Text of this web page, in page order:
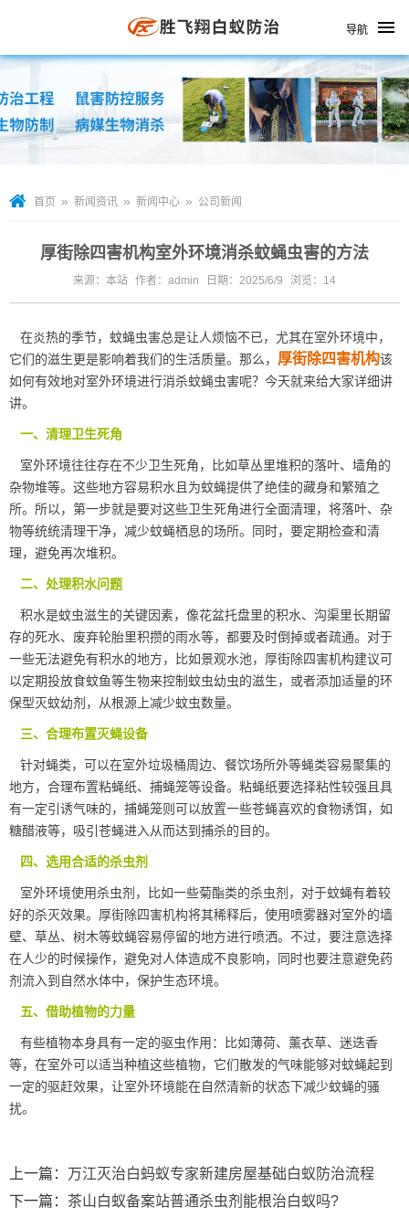
导航
首页 » 新闻资讯 » 新闻中心 » 公司新闻
厚街除四害机构室外环境消杀蚊蝇虫害的方法
来源：本站 作者：admin 日期：2025/6/9 浏览： 14
在炎热的季节，蚊蝇虫害总是让人烦恼不已，尤其在室外环境中，
它们的滋生更是影响着我们的生活质量。那么， 厚街除四害机构该
如何有效地对室外环境进行消杀蚊蝇虫害呢？今天就来给大家详细讲
讲。
一、清理卫生死角
室外环境往往存在不少卫生死角，比如草丛里堆积的落叶、墙角的
杂物堆等。这些地方容易积水且为蚊蝇提供了绝佳的藏身和繁殖之
所。所以，第一步就是要对这些卫生死角进行全面清理，将落叶、杂
物等统统清理干净，减少蚊蝇栖息的场所。同时，要定期检查和清
理，避免再次堆积。
二、处理积水问题
积水是蚊虫滋生的关键因素，像花盆托盘里的积水、沟渠里长期留
存的死水、废弃轮胎里积攒的雨水等，都要及时倒掉或者疏通。对于
一些无法避免有积水的地方，比如景观水池，厚街除四害机构建议可
以定期投放食蚊鱼等生物来控制蚊虫幼虫的滋生，或者添加适量的环
保型灭蚊幼剂，从根源上减少蚊虫数量。
三、合理布置灭蝇设备
针对蝇类，可以在室外垃圾桶周边、餐饮场所外等蝇类容易聚集的
地方，合理布置粘蝇纸、捕蝇笼等设备。粘蝇纸要选择粘性较强且具
有一定引诱气味的，捕蝇笼则可以放置一些苍蝇喜欢的食物诱饵，如
糖醋液等，吸引苍蝇进入从而达到捕杀的目的。
四、选用合适的杀虫剂
室外环境使用杀虫剂，比如一些菊酯类的杀虫剂 ，对于蚊蝇有着较
好的杀灭效果。厚街除四害机构将其稀释后，使用喷雾器对室外的墙
壁、草丛、树木等蚊蝇容易停留的地方进行喷洒。不过，要注意选择
在人少的时候操作，避免对人体造成不良影响，同时也要注意避免药
剂流入到自然水体中，保护生态环境。
五、借助植物的力量
有些植物本身具有一定的驱虫作用：比如薄荷、薰衣草、迷迭香
等，在室外可以适当种植这些植物，它们散发的气味能够对蚊蝇起到
一定的驱赶效果，让室外环境能在自然清新的状态下减少蚊蝇的骚
扰。
上一篇： 万江灭治白蚂蚁专家新建房屋基础白蚁防治流程
下一篇： 茶山白蚁备案站普通杀虫剂能根治白蚁吗?